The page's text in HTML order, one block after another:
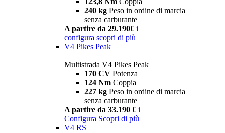
123,8 Nm Coppia
240 kg Peso in ordine di marcia
senza carburante
A partire da 29.190€ i
configura scopri di più
V4 Pikes Peak
Multistrada V4 Pikes Peak
170 CV Potenza
124 Nm Coppia
227 kg Peso in ordine di marcia
senza carburante
A partire da 33.190 € i
Configura Scopri di più
V4 RS